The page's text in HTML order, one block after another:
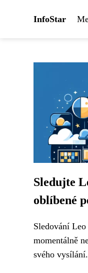
InfoStar
Sledujte
oblíbené
Sledování
momentálně
svého